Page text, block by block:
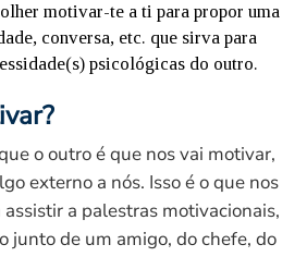
motivar-te a ti para propor uma
conversa, etc. que sirva para
psicológicas do outro.
o outro é que nos vai motivar,
externo a nós. Isso é o que nos
a palestras motivacionais,
junto de um amigo, do chefe, do